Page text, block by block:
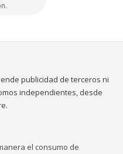
publicidad de terceros ni
independientes, desde
el consumo de